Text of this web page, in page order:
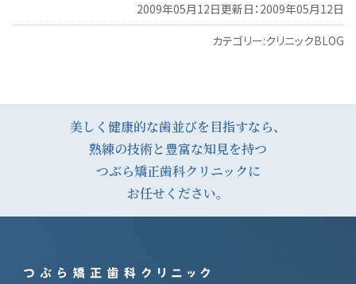
2009年05月12日更新日：2009年05月12日
カテゴリー:クリニックBLOG
稿
ー
ョ
美しく健康的な歯並びを目指すなら、
熟練の技術と豊富な知見を持つ
つぶら矯正歯科クリニックに
お任せください。